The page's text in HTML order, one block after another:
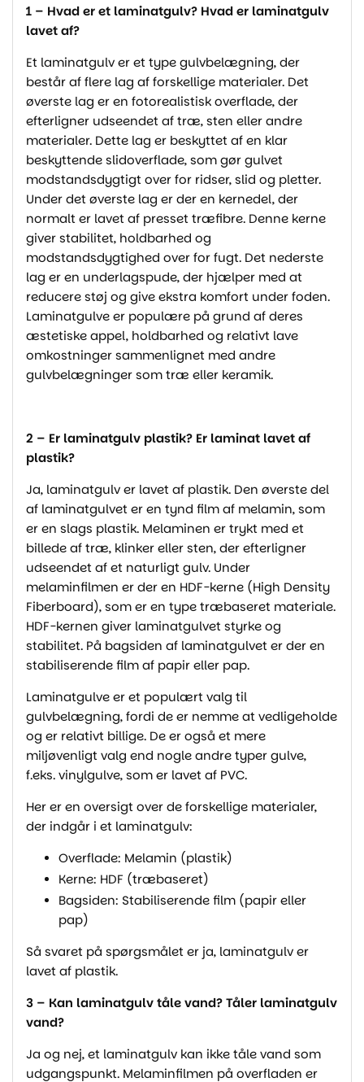
1 – Hvad er et laminatgulv? Hvad er laminatgulv
lavet af?
Et laminatgulv er et type gulvbelægning, der
består af flere lag af forskellige materialer. Det
øverste lag er en fotorealistisk overflade, der
efterligner udseendet af træ, sten eller andre
materialer. Dette lag er beskyttet af en klar
beskyttende slidoverflade, som gør gulvet
modstandsdygtigt over for ridser, slid og pletter.
Under det øverste lag er der en kernedel, der
normalt er lavet af presset træfibre. Denne kerne
giver stabilitet, holdbarhed og
modstandsdygtighed over for fugt. Det nederste
lag er en underlagspude, der hjælper med at
reducere støj og give ekstra komfort under foden.
Laminatgulve er populære på grund af deres
æstetiske appel, holdbarhed og relativt lave
omkostninger sammenlignet med andre
gulvbelægninger som træ eller keramik.
2 – Er laminatgulv plastik? Er laminat lavet af
plastik?
Ja, laminatgulv er lavet af plastik. Den øverste del
af laminatgulvet er en tynd film af melamin, som
er en slags plastik. Melaminen er trykt med et
billede af træ, klinker eller sten, der efterligner
udseendet af et naturligt gulv. Under
melaminfilmen er der en HDF-kerne (High Density
Fiberboard), som er en type træbaseret materiale.
HDF-kernen giver laminatgulvet styrke og
stabilitet. På bagsiden af laminatgulvet er der en
stabiliserende film af papir eller pap.
Laminatgulve er et populært valg til
gulvbelægning, fordi de er nemme at vedligeholde
og er relativt billige. De er også et mere
miljøvenligt valg end nogle andre typer gulve,
f.eks. vinylgulve, som er lavet af PVC.
Her er en oversigt over de forskellige materialer,
der indgår i et laminatgulv:
Overflade: Melamin (plastik)
Kerne: HDF (træbaseret)
Bagsiden: Stabiliserende film (papir eller
pap)
Så svaret på spørgsmålet er ja, laminatgulv er
lavet af plastik.
3 – Kan laminatgulv tåle vand? Tåler laminatgulv
vand?
Ja og nej, et laminatgulv kan ikke tåle vand som
udgangspunkt. Melaminfilmen på overfladen er